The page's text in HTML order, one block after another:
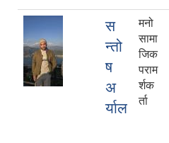
स
न्तो
ष
अ
र्याल
मनो
सामा
जिक
पराम
र्शक
र्ता